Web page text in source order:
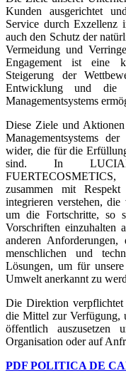
Kunden ausgerichtet
Service durch Exzellenz
auch den Schutz der
Vermeidung und
Engagement ist eine
Steigerung der
Entwicklung und die
Managementsystems
Diese Ziele und
Managementsystems
wider, die für die
sind. In
zusammen mit
integrieren verstehen,
um die Fortschritte, so
Vorschriften einzuhalten
anderen
menschlichen und
Lösungen, um für
Umwelt anerkannt zu
Die Direktion verpflichtet
die Mittel zur Verfügung,
öffentlich
Organisation oder auf
PDF POLITICA DE